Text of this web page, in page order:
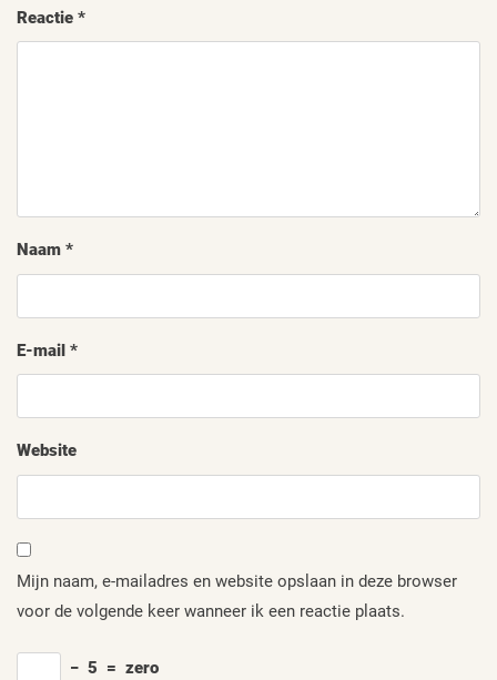
Reactie *
Naam *
E-mail *
Website
Mijn naam, e-mailadres en website opslaan in deze browser
voor de volgende keer wanneer ik een reactie plaats.
− 5 = zero